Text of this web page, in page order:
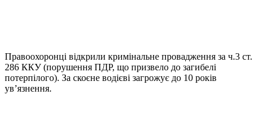
Правоохоронці відкрили кримінальне провадження за ч.3 ст.
286 ККУ (порушення ПДР, що призвело до загибелі
потерпілого). За скоєне водієві загрожує до 10 років
ув’язнення.